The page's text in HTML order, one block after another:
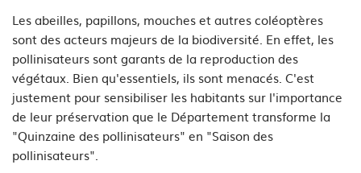
Les abeilles, papillons, mouches et autres coléoptères
sont des acteurs majeurs de la biodiversité. En effet, les
pollinisateurs sont garants de la reproduction des
végétaux. Bien qu'essentiels, ils sont menacés. C'est
justement pour sensibiliser les habitants sur l'importance
de leur préservation que le Département transforme la
"Quinzaine des pollinisateurs" en "Saison des
pollinisateurs".